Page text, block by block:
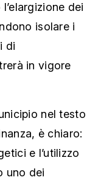
dei
isolare i
di
in vigore
nel testo
è chiaro:
e l’utilizzo
uno dei